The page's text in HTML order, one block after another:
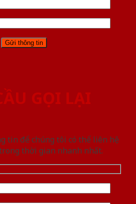
GỌI LẠI
tin để chúng tôi có thể liên hệ
thời gian nhanh nhất.